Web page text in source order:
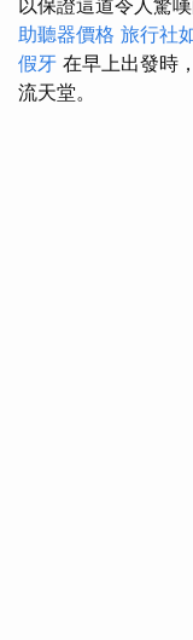
助聽器價格 旅行社
假牙 在早上出發時
流天堂。